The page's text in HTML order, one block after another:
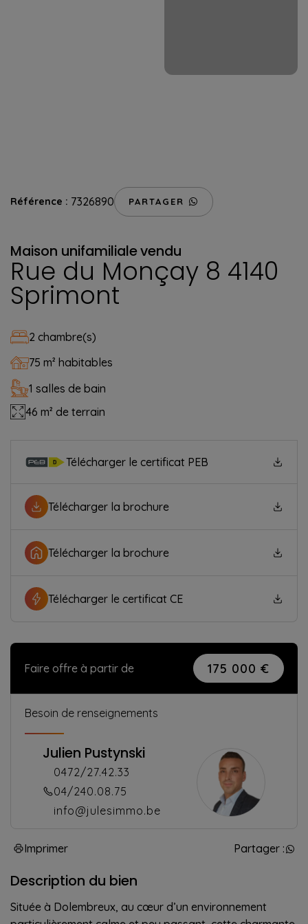
Référence : 7326890 PARTAGER
Maison unifamilialevendu
Rue du Monçay 8 4140
Sprimont
2 chambre(s)
75 m² habitables
1 salles de bain
46 m² de terrain
Télécharger le certificat PEB
Télécharger la brochure
Télécharger la brochure
Télécharger le certificat CE
Faire offre à partir de 175 000 €
Besoin de renseignements
Julien Pustynski
0472/27.42.33
04/240.08.75
info@julesimmo.be
Imprimer Partager :
Description du bien
Située à Dolembreux, au cœur d’un environnement